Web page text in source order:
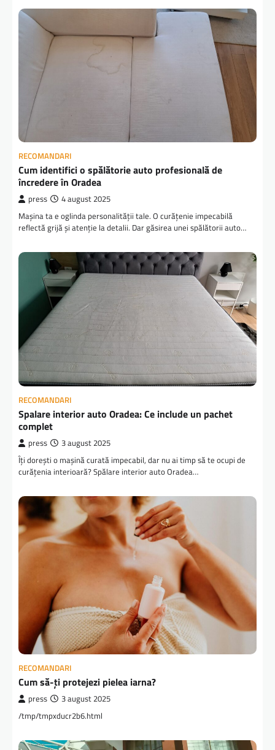
RECOMANDARI
Cum identifici o spălătorie auto profesională de
încredere în Oradea
press 4 august 2025
Mașina ta e oglinda personalității tale. O curățenie impecabilă
reflectă grijă și atenție la detalii. Dar găsirea unei spălătorii auto…
RECOMANDARI
Spalare interior auto Oradea: Ce include un pachet
complet
press 3 august 2025
Îți dorești o mașină curată impecabil, dar nu ai timp să te ocupi de
curățenia interioară? Spălare interior auto Oradea…
RECOMANDARI
Cum să-ți protejezi pielea iarna?
press 3 august 2025
/tmp/tmpxducr2b6.html